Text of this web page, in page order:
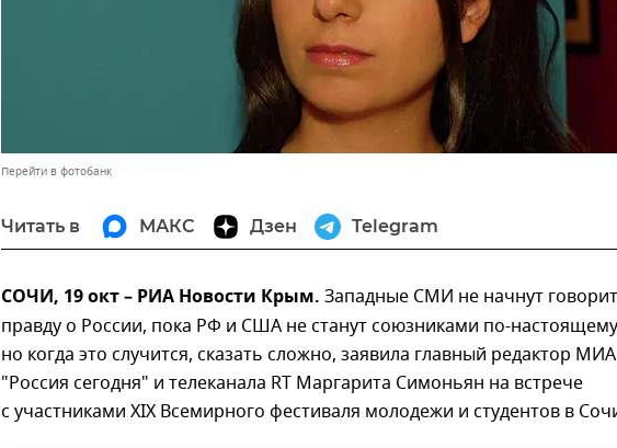
Перейти в фотобанк
Читать в МАКС Дзен Telegram
СОЧИ, 19 окт – РИА Новости Крым. Западные СМИ не начнут
правду о России, пока РФ и США не станут союзниками по-
но когда это случится, сказать сложно, заявила главный редактор МИА
"Россия сегодня" и телеканала RT Маргарита Симоньян на встрече
с участниками XIX Всемирного фестиваля молодежи и студентов в